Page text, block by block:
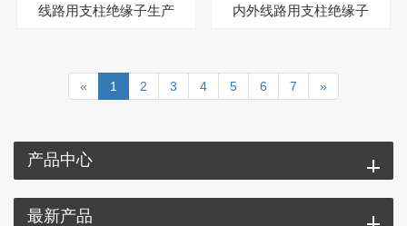
线路用支柱绝缘子生产
内外线路用支柱绝缘子
« 1 2 3 4 5 6 7 »
产品中心
最新产品